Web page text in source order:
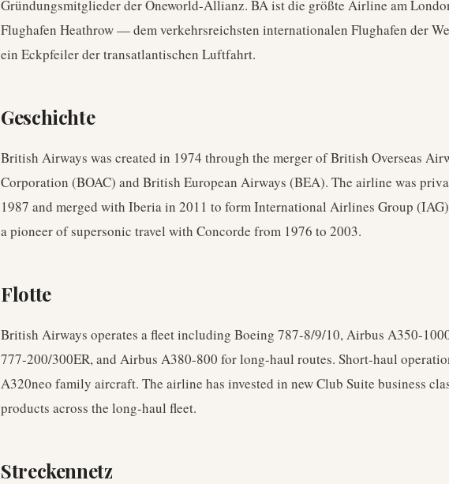
Gründungsmitglieder der Oneworld-Allianz. BA ist die größte Airline am
Flughafen Heathrow — dem verkehrsreichsten internationalen Flughafen der
ein Eckpfeiler der transatlantischen Luftfahrt.
Geschichte
British Airways was created in 1974 through the merger of British Overseas
Corporation (BOAC) and British European Airways (BEA). The airline was
1987 and merged with Iberia in 2011 to form International Airlines Group
a pioneer of supersonic travel with Concorde from 1976 to 2003.
Flotte
British Airways operates a fleet including Boeing 787-8/9/10, Airbus A350-
777-200/300ER, and Airbus A380-800 for long-haul routes. Short-haul
A320neo family aircraft. The airline has invested in new Club Suite business
products across the long-haul fleet.
Streckennetz